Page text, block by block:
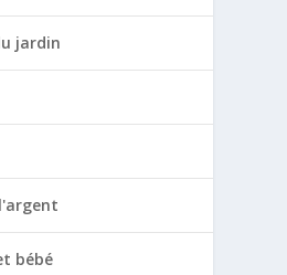
jardin
bébé